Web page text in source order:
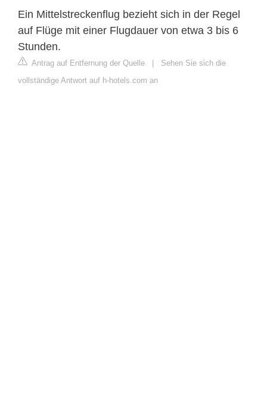
Ein Mittelstreckenflug bezieht sich in der Regel
auf Flüge mit einer Flugdauer von etwa 3 bis 6
Stunden.
Antrag auf Entfernung der Quelle | Sehen Sie sich die
vollständige Antwort auf h-hotels.com an